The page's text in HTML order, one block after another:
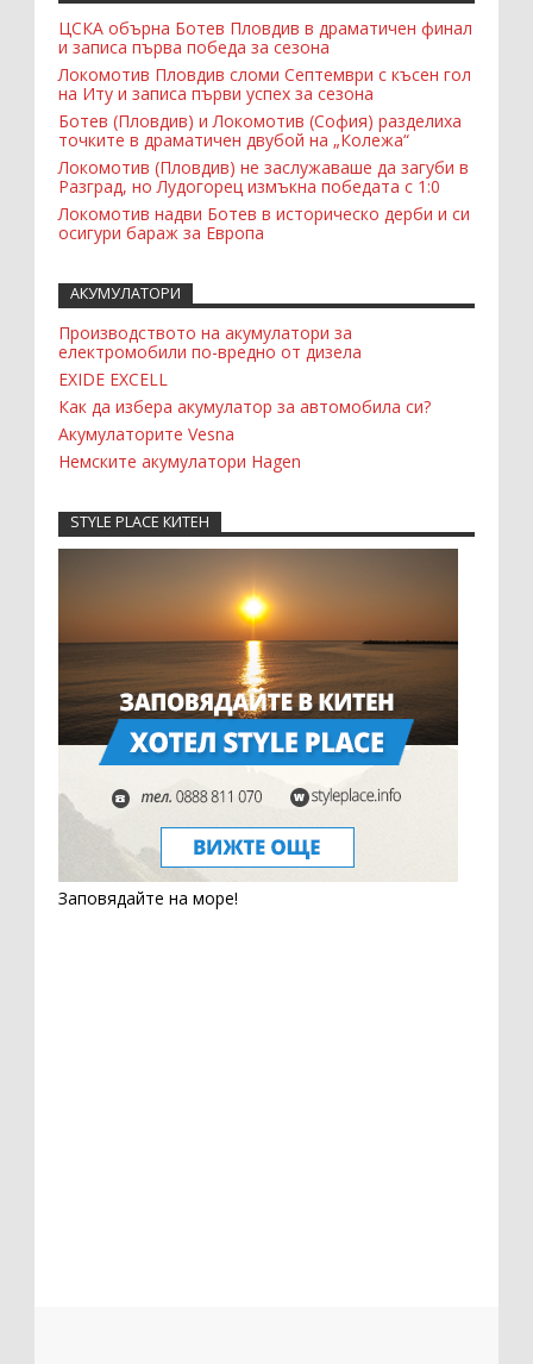
ЦСКА обърна Ботев Пловдив в драматичен финал
и записа първа победа за сезона
Локомотив Пловдив сломи Септември с късен гол
на Иту и записа първи успех за сезона
Ботев (Пловдив) и Локомотив (София) разделиха
точките в драматичен двубой на „Колежа“
Локомотив (Пловдив) не заслужаваше да загуби в
Разград, но Лудогорец измъкна победата с 1:0
Локомотив надви Ботев в историческо дерби и си
осигури бараж за Европа
АКУМУЛАТОРИ
Производството на акумулатори за
електромобили по-вредно от дизела
EXIDE EXCELL
Как да избера акумулатор за автомобила си?
Акумулаторите Vesna
Немските акумулатори Hagen
STYLE PLACE КИТЕН
Заповядайте на море!